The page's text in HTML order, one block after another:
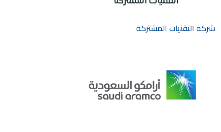
شركة التقنيات المشتركة